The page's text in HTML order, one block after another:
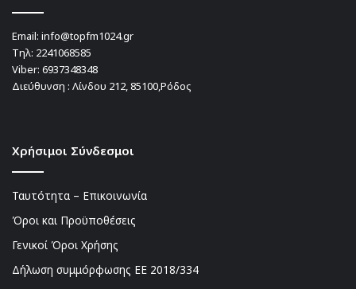
Email: info@topfm1024.gr
Τηλ: 2241068585
Viber: 6937348348
Διεύθυνση : Λίνδου 212, 85100,Ρόδος
Χρήσιμοι Σύνδεσμοι
Ταυτότητα – Επικοινωνία
Όροι και Προϋποθέσεις
Γενικοί Όροι Χρήσης
Δήλωση συμμόρφωσης ΕΕ 2018/334